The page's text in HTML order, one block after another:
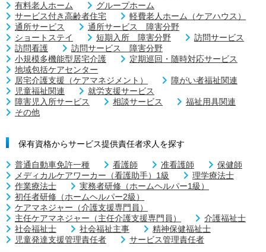
有料老人ホーム
グループホーム
サービス付き高齢者住宅
軽費老人ホーム（ケアハウス）
通所サービス
通所サービス 障害分野
ショートステイ
短期入所 障害分野
訪問サービス
訪問看護
訪問サービス 障害分野
小規模多機能型居宅介護
定期巡回・随時対応サービス
地域包括ケアセンター
居宅介護支援（ケアマネジメント）
障がい者福祉関連
児童福祉関連
就労支援サービス
障害児入所サービス
相談サービス
福祉用具関連
その他
保有資格からサービス提供責任者求人を探す
普通自動車免許一種 看護師 准看護師
保健師
メディカルケアワーカー（看護助手）1級
理学療法士
作業療法士
実務者研修（ホームヘルパー1級）
初任者研修（ホームヘルパー2級）
ケアマネジャー（介護支援専門員）
主任ケアマネジャー（主任介護支援専門員）
介護福祉士
社会福祉士
社会福祉主事
精神保健福祉士
児童発達支援管理責任者
サービス管理責任者